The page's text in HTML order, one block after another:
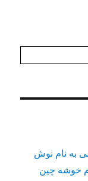
به نام نوش
خوشه چین